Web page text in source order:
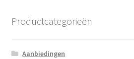
Productcategorieën
Aanbiedingen